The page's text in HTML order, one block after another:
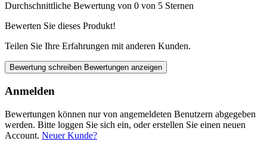
Durchschnittliche Bewertung von 0 von 5 Sternen
Bewerten Sie dieses Produkt!
Teilen Sie Ihre Erfahrungen mit anderen Kunden.
Bewertung schreiben Bewertungen anzeigen
Anmelden
Bewertungen können nur von angemeldeten Benutzern abgegeben
werden. Bitte loggen Sie sich ein, oder erstellen Sie einen neuen
Account. Neuer Kunde?